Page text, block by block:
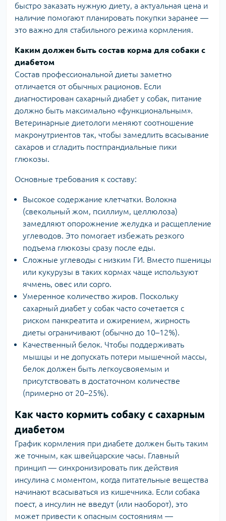
быстро заказать нужную диету, а актуальная цена и
наличие помогают планировать покупки заранее —
это важно для стабильного режима кормления.
Каким должен быть состав корма для собаки с
диабетом
Состав профессиональной диеты заметно
отличается от обычных рационов. Если
диагностирован сахарный диабет у собак, питание
должно быть максимально «функциональным».
Ветеринарные диетологи меняют соотношение
макронутриентов так, чтобы замедлить всасывание
сахаров и сгладить постпрандиальные пики
глюкозы.
Основные требования к составу:
Высокое содержание клетчатки. Волокна
(свекольный жом, псиллиум, целлюлоза)
замедляют опорожнение желудка и расщепление
углеводов. Это помогает избежать резкого
подъема глюкозы сразу после еды.
Сложные углеводы с низким ГИ. Вместо пшеницы
или кукурузы в таких кормах чаще используют
ячмень, овес или сорго.
Умеренное количество жиров. Поскольку
сахарный диабет у собак часто сочетается с
риском панкреатита и ожирением, жирность
диеты ограничивают (обычно до 10–12%).
Качественный белок. Чтобы поддерживать
мышцы и не допускать потери мышечной массы,
белок должен быть легкоусвояемым и
присутствовать в достаточном количестве
(примерно от 20–25%).
Как часто кормить собаку с сахарным
диабетом
График кормления при диабете должен быть таким
же точным, как швейцарские часы. Главный
принцип — синхронизировать пик действия
инсулина с моментом, когда питательные вещества
начинают всасываться из кишечника. Если собака
поест, а инсулин не введут (или наоборот), это
может привести к опасным состояниям —